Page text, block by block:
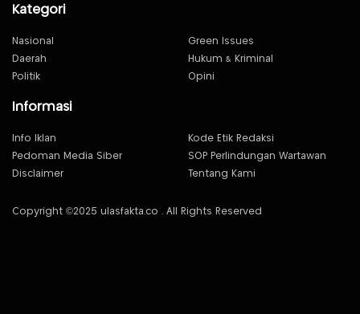
Kategori
Nasional
Green Issues
Daerah
Hukum & Kriminal
Politik
Opini
Informasi
Info Iklan
Kode Etik Redaksi
Pedoman Media Siber
SOP Perlindungan Wartawan
Disclaimer
Tentang Kami
Copyright ©2025 ulasfakta.co . All Rights Reserved